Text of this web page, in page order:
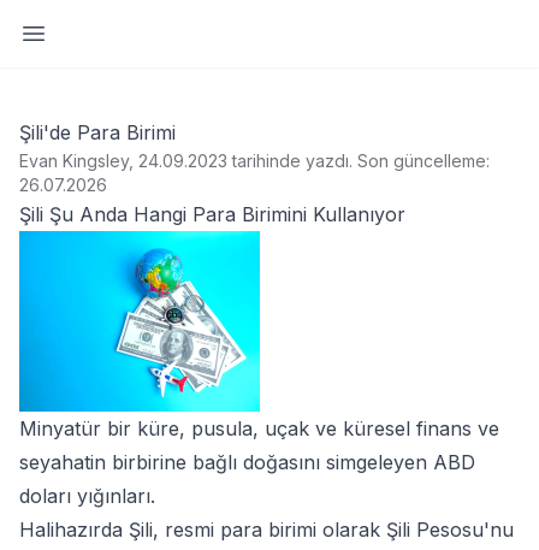
Yan paneli aç
Şili'de Para Birimi
Evan Kingsley, 24.09.2023 tarihinde yazdı. Son güncelleme:
26.07.2026
Şili Şu Anda Hangi Para Birimini Kullanıyor
Minyatür bir küre, pusula, uçak ve küresel finans ve
seyahatin birbirine bağlı doğasını simgeleyen ABD
doları yığınları.
Halihazırda Şili, resmi para birimi olarak Şili Pesosu'nu